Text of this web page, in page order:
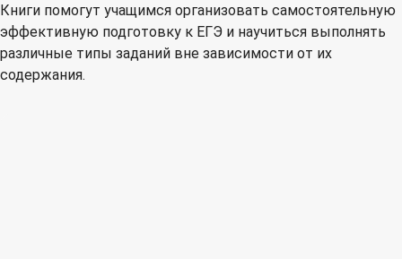
Книги помогут учащимся организовать самостоятельную
эффективную подготовку к ЕГЭ и научиться выполнять
различные типы заданий вне зависимости от их
содержания.